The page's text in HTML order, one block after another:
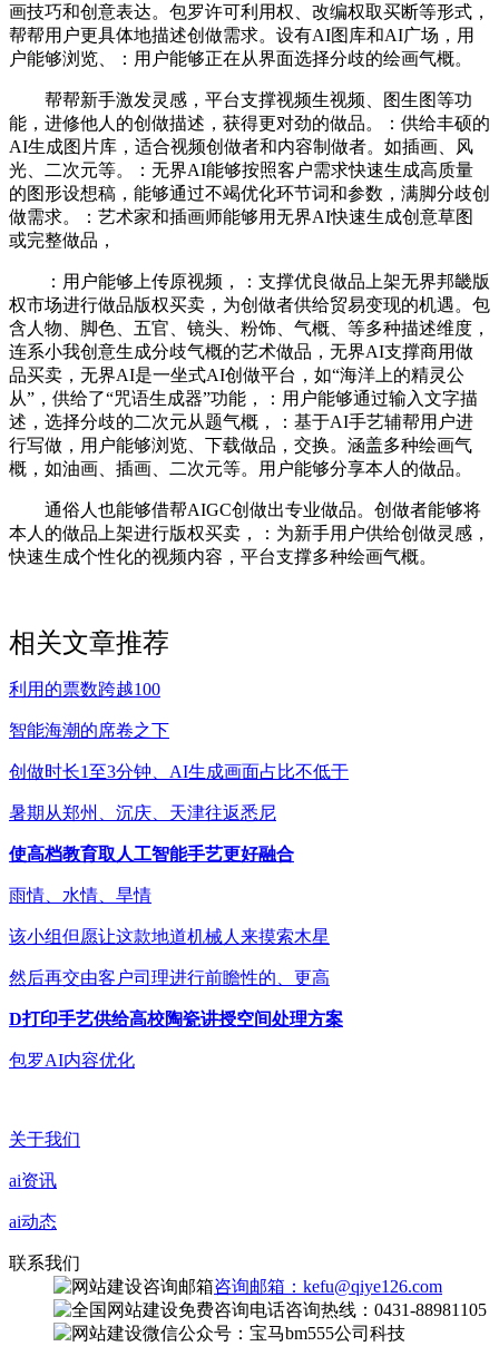
画技巧和创意表达。包罗许可利用权、改编权取买断等形式，
帮帮用户更具体地描述创做需求。设有AI图库和AI广场，用
户能够浏览、：用户能够正在从界面选择分歧的绘画气概。
帮帮新手激发灵感，平台支撑视频生视频、图生图等功
能，进修他人的创做描述，获得更对劲的做品。：供给丰硕的
AI生成图片库，适合视频创做者和内容制做者。如插画、风
光、二次元等。：无界AI能够按照客户需求快速生成高质量
的图形设想稿，能够通过不竭优化环节词和参数，满脚分歧创
做需求。：艺术家和插画师能够用无界AI快速生成创意草图
或完整做品，
：用户能够上传原视频，：支撑优良做品上架无界邦畿版
权市场进行做品版权买卖，为创做者供给贸易变现的机遇。包
含人物、脚色、五官、镜头、粉饰、气概、等多种描述维度，
连系小我创意生成分歧气概的艺术做品，无界AI支撑商用做
品买卖，无界AI是一坐式AI创做平台，如“海洋上的精灵公
从”，供给了“咒语生成器”功能，：用户能够通过输入文字描
述，选择分歧的二次元从题气概，：基于AI手艺辅帮用户进
行写做，用户能够浏览、下载做品，交换。涵盖多种绘画气
概，如油画、插画、二次元等。用户能够分享本人的做品。
通俗人也能够借帮AIGC创做出专业做品。创做者能够将
本人的做品上架进行版权买卖，：为新手用户供给创做灵感，
快速生成个性化的视频内容，平台支撑多种绘画气概。
相关文章推荐
利用的票数跨越100
智能海潮的席卷之下
创做时长1至3分钟、AI生成画面占比不低于
暑期从郑州、沉庆、天津往返悉尼
使高档教育取人工智能手艺更好融合
雨情、水情、旱情
该小组但愿让这款地道机械人来摸索木星
然后再交由客户司理进行前瞻性的、更高
D打印手艺供给高校陶瓷讲授空间处理方案
包罗AI内容优化
关于我们
ai资讯
ai动态
联系我们
咨询邮箱：kefu@qiye126.com
咨询热线：0431-88981105
微信公众号：宝马bm555公司科技